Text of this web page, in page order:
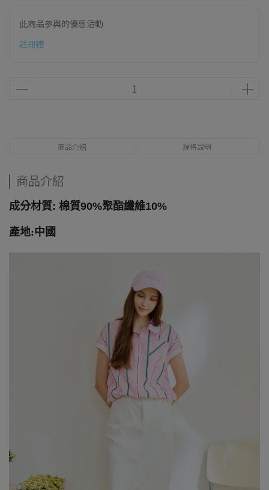
此商品參與的優惠活動
註冊禮
商品介紹 規格說明
商品介紹
成分材質: 棉質90%聚酯纖維10%
產地:中國